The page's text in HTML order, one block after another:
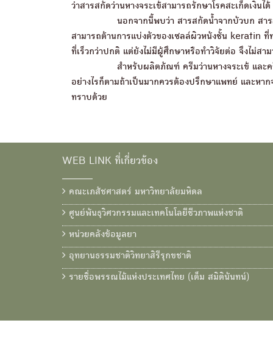
ว่าสารสกัดว่านหางจระเข้สามารถรักษาโรคสะเก็ดเงิ
นอกจากนี้พบว่า สารสกัดน้ำจากบัวบก สารสกัดเ
สามารถต้านการแบ่งตัวของเซลล์ผิวหนังชั้น keratin
ที่เร็วกว่าปกติ แต่ยังไม่มีผู้ศึกษาหรือทำวิจัยต่อ จึงไม่สาม
สำหรับผลิตภัณฑ์ ครีมว่านหางจระเข้ และครีมใบ
อย่างไรก็ตามถ้าเป็นมากควรต้องปรึกษาแพทย์ และหา
ทราบด้วย
WEB LINK ที่เกี่ยวข้อง
คณะเภสัชศาสตร์ มหาวิทยาลัยมหิดล
ศูนย์พันธุวิศวกรรมและเทคโนโลยีชีวภาพแห่งชาติ
หน่วยคลังข้อมูลยา
อุทยานธรรมชาติวิทยาสิรีรุกขชาติ
รายชื่อพรรณไม้แห่งประเทศไทย (เต็ม สมิตินันทน์)